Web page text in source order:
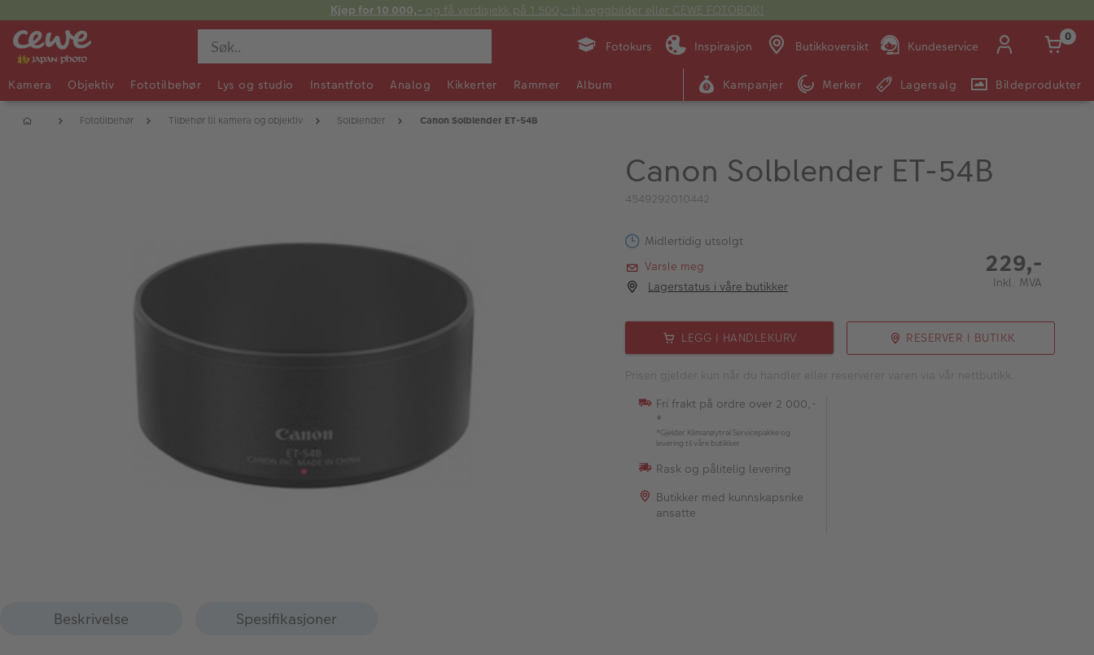
Kjøp for 10 000,- og få verdisjekk på 1 500,- til veggbilder eller CEWE FOTOBOK!
Fotokurs Inspirasjon Butikkoversikt Kundeservice
Man -
09:00 -
14:00 -
0
Kamera Objektiv Fototilbehør Lys og studio Instantfoto Analog Kikkerter Rammer Album Kampanjer Merker Lagersalg Bildeprodukter
Fototilbehør Tilbehør til kamera og objektiv Solblender Canon Solblender ET-54B
Canon Solblender ET-54B
4549292010442
Midlertidig utsolgt
Varsle meg
Lagerstatus i våre butikker
229,-
Inkl. MVA
LEGG I HANDLEKURV RESERVER I BUTIKK
Prisen gjelder kun når du handler eller reserverer varen via vår nettbutikk.
Fri frakt på ordre over 2 000,-
*
*Gjelder Klimanøytral Servicepakke og
levering til våre butikker
Rask og pålitelig levering
Butikker med kunnskapsrike
ansatte
Beskrivelse Spesifikasjoner